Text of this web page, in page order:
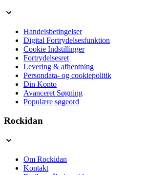
Handelsbetingelser
Digital Fortrydelsesfunktion
Cookie Indstillinger
Fortrydelsesret
Levering & afhentning
Persondata- og cookiepolitik
Din Konto
Avanceret Søgning
Populære søgeord
Rockidan
Om Rockidan
Kontakt